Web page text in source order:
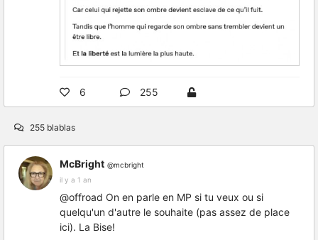
6 255
255 blablas
McBright @mcbright
il y a 1 an
@offroad On en parle en MP si tu veux ou si
quelqu'un d'autre le souhaite (pas assez de place
ici). La Bise!